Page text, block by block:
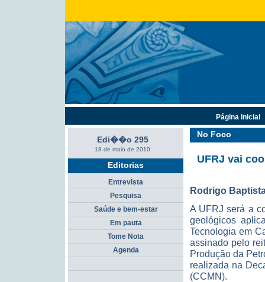
No Foco
UFRJ vai
Rodrigo
A UFRJ será a
geológicos
Tecnologia em
assinado pelo
Produção da
realizada na
(CCMN).
Edi��o 295
18 de maio de 2010
Editorias
Entrevista
Pesquisa
Saúde e bem-estar
Em pauta
Tome Nota
Agenda
Página Inicial